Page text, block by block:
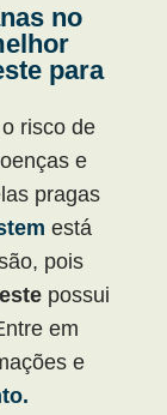
no
para
risco de
e
pragas
está
pois
possui
em
e